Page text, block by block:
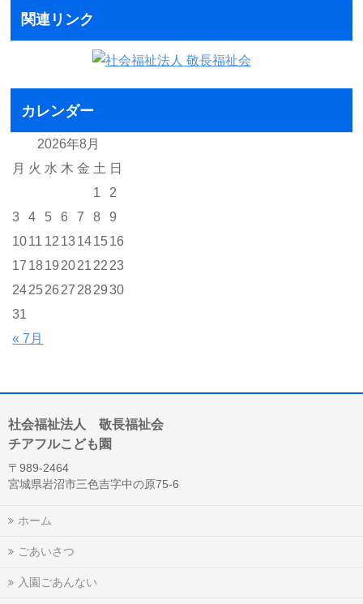
関連リンク
カレンダー
2026年8月
月 火 水 木 金 土 日
« 7月
1
2
3
4 5 6 7 8
9
1011 12 13141516
17 1819 2021 22 23
242526 27 2829 30
31
社会福祉法人 敬長福祉会
チアフルこども園
〒989-2464
宮城県岩沼市三色吉字中の原75-6
ホーム
ごあいさつ
入園ごあんない